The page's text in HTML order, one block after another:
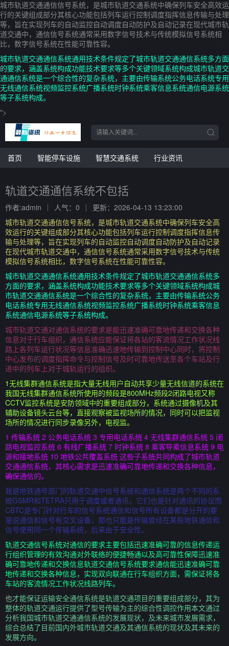
城市轨道交通通信信号系统，是城市轨道交通系统中确保列车安全高效运
行的关键组成部分其核心功能包括列车运行控制调度指挥信息传输与处理
等，旨在实现列车的自动监控自动调度自动防护及自动记录在现代城市轨
道交通中，通信信号系统通常采用数字信号技术与传统模拟信号系统相
比，数字信号系统在性能可靠性容。
城市轨道交通通信系统通用技术条件规定了城市轨道交通通信系统多方面
的要求，涵盖系统构成功能技术要求等多个关键领域系统构成城市轨道交
通通信系统是一个综合性的复杂系统，主要由传输系统公务电话系统专用
无线通信系统视频监控系统广播系统时钟系统乘客信息系统通信电源系统
等子系统构成。
">
首页 智能停车设施 智慧交通系统 行业资讯
轨道交通通信系统不包括
作者:admin 人气：0
更新：2026-04-13 13:23:00
城市轨道交通通信信号系统，是城市轨道交通系统中确保列车安全高
效运行的关键组成部分其核心功能包括列车运行控制调度指挥信息传
输与处理等，旨在实现列车的自动监控自动调度自动防护及自动记录
在现代城市轨道交通中，通信信号系统通常采用数字信号技术与传统
模拟信号系统相比，数字信号系统在性能可靠性容。
城市轨道交通通信系统通用技术条件规定了城市轨道交通通信系统多
方面的要求，涵盖系统构成功能技术要求等多个关键领域系统构成城
市轨道交通通信系统是一个综合性的复杂系统，主要由传输系统公务
电话系统专用无线通信系统视频监控系统广播系统时钟系统乘客信息
系统通信电源系统等子系统构成。
城市轨道交通对通信系统的要求是能迅速准确可靠地传递和交换各种
信息对于行车组织，通信系统应能保证将各站的客流情况工作状况线
路上各列车运行状况等信息准确迅速地传输到控制中心同时，将控制
中心发布的调度指挥命令与控制信号及时可靠地传送至各个车站及行
进中的列车上对于城轨运行的组织。
1无线集群通信系统是指大量无线用户自动共享少量无线信道的系统在
我国无线集群通信系统所使用的频段是800MHz频段2闭路电视又称
CCTV监控系统是安防领域中的重要组成部分，系统通过摄像机及其
辅助设备镜头云台等，直接观察被监视场所的情况，同时可以把监视
场所的情况进行同步录像另外，电视监。
1 传输系统 2 公务电话系统 3 专用电话系统 4 无线集群通信系统 5 闭
路电视监控系统 6 有线广播系统 7 时钟系统 8 乘客导乘信息系统 9 电
源和接地系统 10 地铁公共覆盖系统 这些子系统共同构成了城市轨道
交通通信系统，其核心需求是迅速准确可靠地传递和交换各种信息，
确保通信的。
我是地铁通号部门的轨道交通中信号系统和通信系统是两个不同的系
统GSMR和TETRA只用于调度或者通讯，它们也是针对通讯的协议而
CBTC是专门针对行车的信号系统通信和信号所有设备都是分开的要
是说通信和信号有交叉设备，那也只能是传输曾经在某些地铁通信和
信号使用同一个传输系统，后来由于安全性。
轨道交通信号系统对通信的要求主要包括迅速准确可靠的信息传递运
行组织管理的有效沟通对外联络的便捷畅通以及高可靠性保障迅速准
确可靠地传递和交换信息轨道交通信号系统要求通信能迅速准确可靠
地传递和交换各种信息，实现双向联通在行车组织方面，需保证将各
车站的客流情况工作状况线路列车。
也才能保证运输安全通信系统是轨道交通项目的重要组成部分，其为
整体的轨道交通运行提供了型号传输为主的综合性调控作用本文通过
分析我国城市轨道交通通信系统的发展现状，及未来城市发展需求，
综合总结了目前国内外城市轨道交通及其通信系统的现状及其未来的
发展方向。